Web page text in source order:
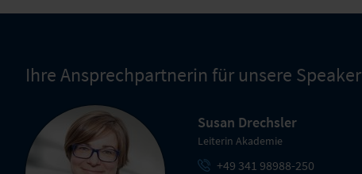
Ihre Ansprechpartnerin für unsere Speaker
Susan Drechsler
Leiterin Akademie
+49 341 98988-250